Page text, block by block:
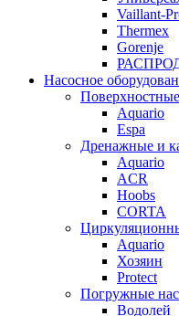
Vaillant-
Thermex
Gorenje
Насосное
Aquario
Espa
Дренажные и
Aquario
ACR
Hoobs
CORTA
Aquario
Хозяин
Protect
Погружные
Водолей